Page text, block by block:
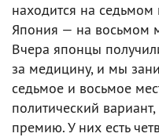
находится на седьмом
Япония — на восьмом
Вчера японцы
за медицину, и мы
седьмое и восьмое
политический
премию. У них есть